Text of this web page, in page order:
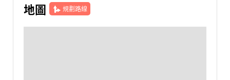
地圖 規劃路線